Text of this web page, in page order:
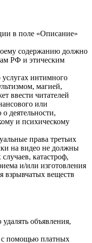
в поле «Описание»
содержанию должно
РФ и этическим
интимного
магией,
ввести читателей
или
деятельности,
и психическому
права третьих
на видео не должны
катастроф,
и/или изготовления
взрывчатых веществ
удалять объявления,
с помощью платных